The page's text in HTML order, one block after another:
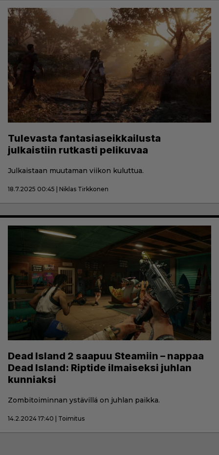
Tulevasta fantasiaseikkailusta
julkaistiin rutkasti pelikuvaa
Julkaistaan muutaman viikon kuluttua.
18.7.2025 00:45 | Niklas Tirkkonen
Dead Island 2 saapuu Steamiin – nappaa
Dead Island: Riptide ilmaiseksi juhlan
kunniaksi
Zombitoiminnan ystävillä on juhlan paikka.
14.2.2024 17:40 | Toimitus